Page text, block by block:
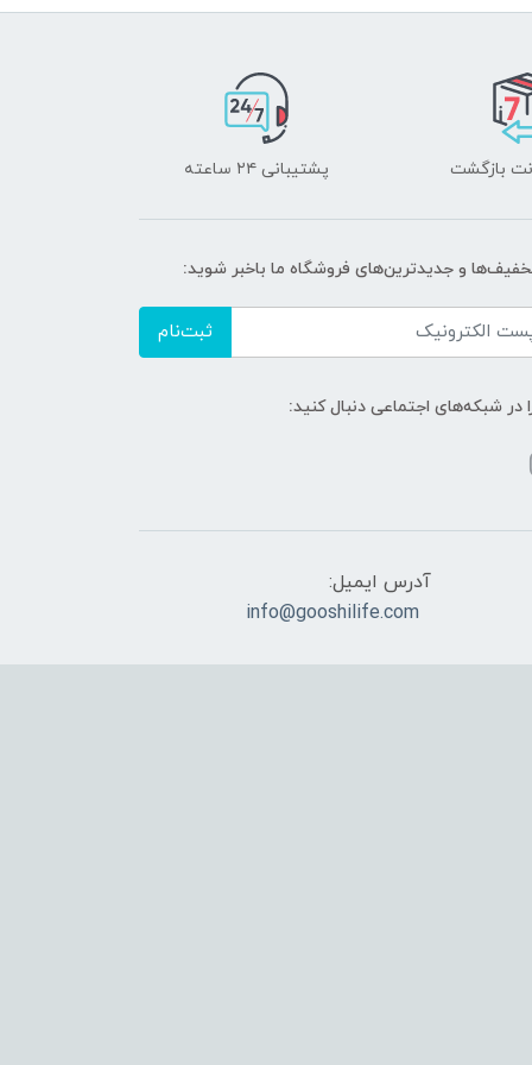
پشتیبانی ۲۴ ساعته
و جدیدترین‌های فروشگاه ما باخبر شوید:
ثبت‌نام
در شبکه‌های اجتماعی دنبال کنید:
آدرس ایمیل:
info@gooshilife.com